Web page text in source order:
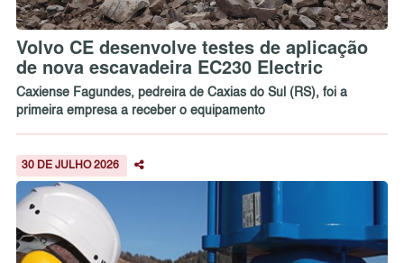
Volvo CE desenvolve testes de aplicação
de nova escavadeira EC230 Electric
Caxiense Fagundes, pedreira de Caxias do Sul (RS), foi a
primeira empresa a receber o equipamento
30 DE JULHO 2026